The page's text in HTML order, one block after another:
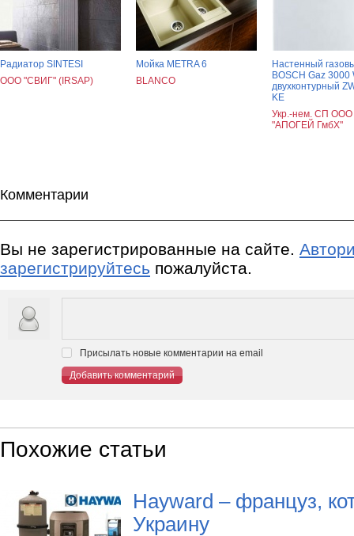
Радиатор SINTESI
ООО "СВИГ" (IRSAP)
Мойка METRA 6
BLANCO
Настенный
BOSCH Gaz 3000
двухконтурный
KE
Укр.-нем. СП ООО
"АПОГЕЙ ГмбХ"
Комментарии
Вы не зарегистрированные на сайте.
зарегистрируйтесь пожалуйста.
Присылать новые комментарии на email
Добавить комментарий
Похожие статьи
Hayward – француз,
Украину